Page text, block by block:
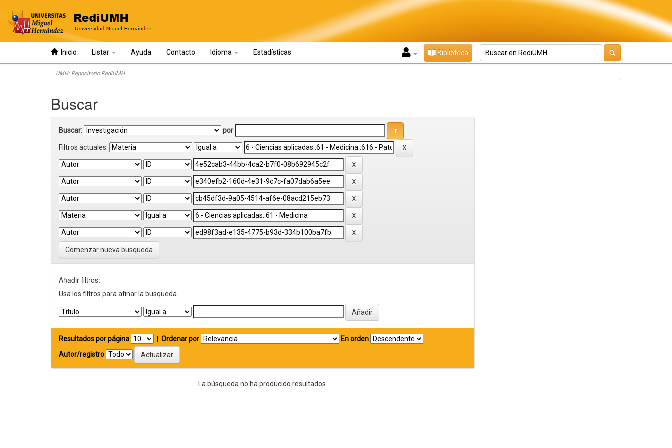
Inicio Listar Ayuda Contacto Idioma Estadísticas Biblioteca
UMH: Repositorio RediUMH
Buscar
Buscar: por
Filtros actuales:
Comenzar nueva busqueda
Añadir filtros:
Usa los filtros para afinar la busqueda.
Resultados por página Ordenar por
En orden
Autor/registro
La búsqueda no ha producido resultados.